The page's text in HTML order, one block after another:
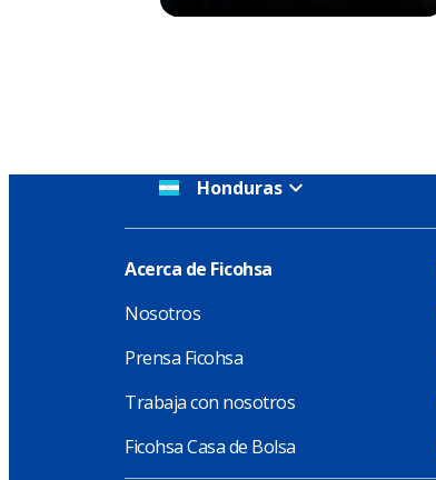
Honduras
Acerca de Ficohsa
Nosotros
Prensa Ficohsa
Trabaja con nosotros
Ficohsa Casa de Bolsa